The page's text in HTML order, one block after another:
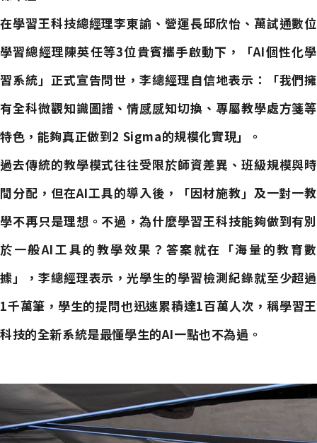
在學習王科技總經理李東諭、營運長邱欣怡、萬試通數位
學習總經理陳英任等3位貴賓攜手啟動下，「AI個性化學
習系統」正式宣告問世，李總經理自信地表示：「我們擁
有全科微觀知識圖譜、情感感知切換、專屬教學處方箋等
特色，能夠真正做到2 Sigma的規模化實現」。
過去傳統的教學模式往往受限於師資差異、班級規模與時
間分配，但在AI工具的導入後，「因材施教」及一對一教
學不再只是理想。不過，為什麼學習王科技能夠做到有別
於一般AI工具的教學效果？答案就在「海量的教育數
據」，李總經理表示，光學生的學習檢測紀錄就至少超過
1千萬筆，學生的提問也迅速累積達1百萬人次，稱學習王
科技的全新系統是最懂學生的AI一點也不為過。